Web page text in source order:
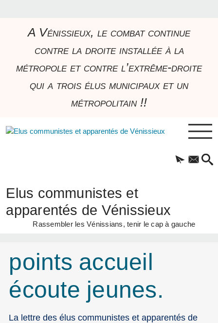
A Vénissieux, le combat continue
contre la droite installée à la
métropole et contre l’extrême-droite
qui a trois élus municipaux et un
métropolitain !!
Elus communistes et
apparentés de Vénissieux
Rassembler les Vénissians, tenir le cap à gauche
points accueil
écoute jeunes.
La lettre des élus communistes et apparentés de